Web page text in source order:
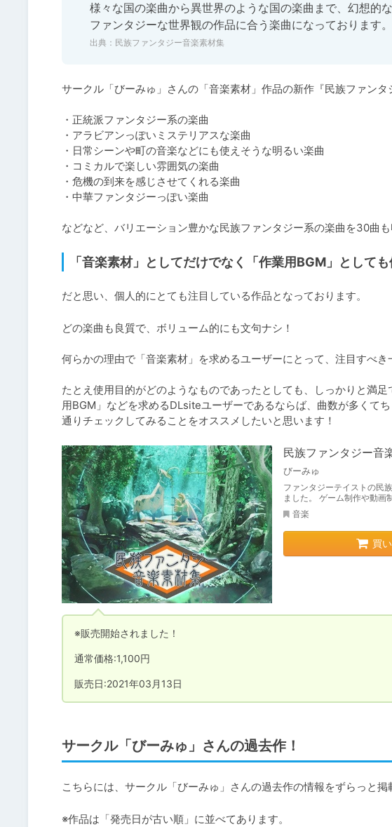
様々な国の楽曲から異世界のような国の楽曲まで、幻想的
ファンタジーな世界観の作品に合う楽曲になっております。
出典： 民族ファンタジー音楽素材集
サークル「びーみゅ」さんの「音楽素材」作品の新作『民族ファンタ
・正統派ファンタジー系の楽曲
・アラビアンっぽいミステリアスな楽曲
・日常シーンや町の音楽などにも使えそうな明るい楽曲
・コミカルで楽しい雰囲気の楽曲
・危機の到来を感じさせてくれる楽曲
・中華ファンタジーっぽい楽曲
などなど、バリエーション豊かな民族ファンタジー系の楽曲を30曲も
「音楽素材」としてだけでなく「作業用BGM」としても
だと思い、個人的にとても注目している作品となっております。
どの楽曲も良質で、ボリューム的にも文句ナシ！
何らかの理由で「音楽素材」を求めるユーザーにとって、注目すべき
たとえ使用目的がどのようなものであったとしても、しっかりと満
用BGM」などを求めるDLsiteユーザーであるならば、曲数が多くて
通りチェックしてみることをオススメしたいと思います！
民族ファンタジー音
びーみゅ
ファンタジーテイストの民
ました。 ゲーム制作や動画
音楽
買
※販売開始されました！
通常価格:1,100円
販売日:2021年03月13日
サークル「びーみゅ」さんの過去作！
こちらには、サークル「びーみゅ」さんの過去作の情報をずらっと掲
※作品は「発売日が古い順」に並べてあります。